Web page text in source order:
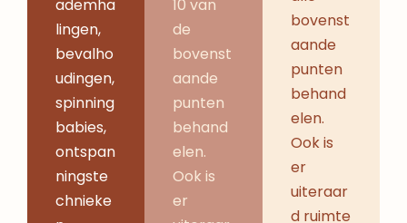
ademha
lingen,
bevalho
udingen,
spinning
babies,
ontspan
ningste
chnieke
10 van
de
bovenst
aande
punten
behand
elen.
Ook is
er
bovenst
aande
punten
behand
elen.
Ook is
er
uiteraar
d ruimte